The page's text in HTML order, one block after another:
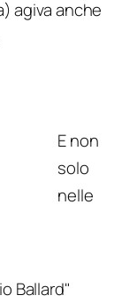
agiva anche
E non
solo
nelle
Ballard"